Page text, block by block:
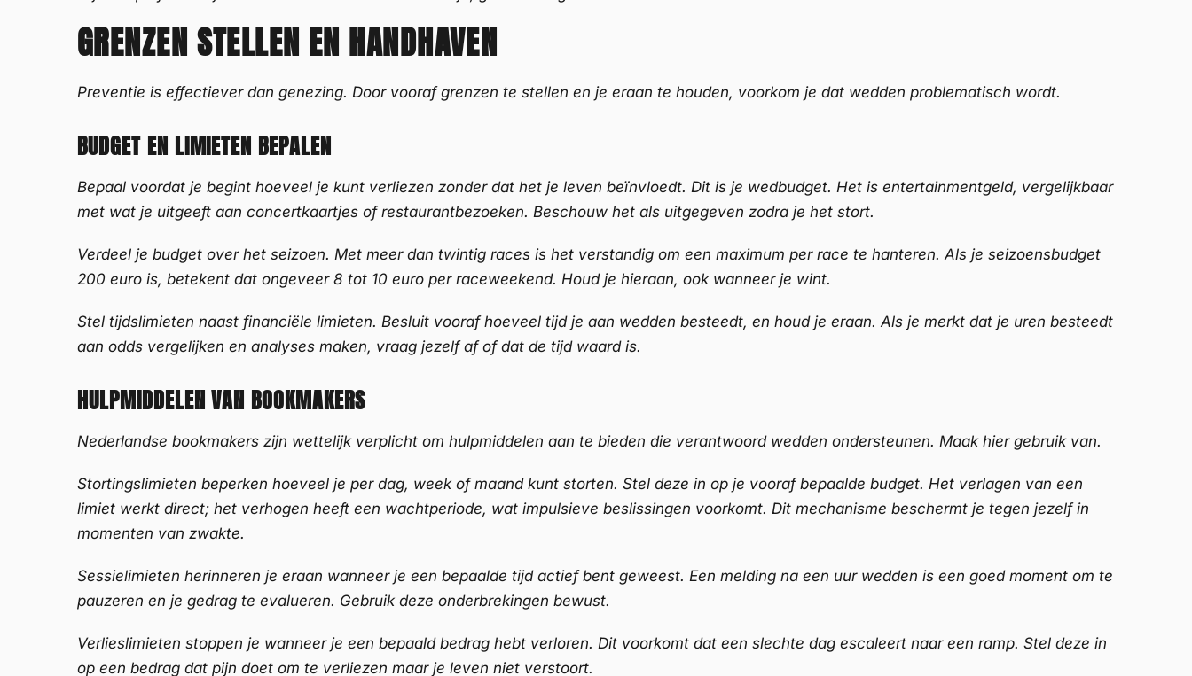
GRENZEN STELLEN EN HANDHAVEN
Preventie is effectiever dan genezing. Door vooraf grenzen te stellen en je eraan te houden, voorkom je dat wedden problematisch wordt.
BUDGET EN LIMIETEN BEPALEN
Bepaal voordat je begint hoeveel je kunt verliezen zonder dat het je leven beïnvloedt. Dit is je wedbudget. Het is entertainmentgeld, vergelijkbaar
met wat je uitgeeft aan concertkaartjes of restaurantbezoeken. Beschouw het als uitgegeven zodra je het stort.
Verdeel je budget over het seizoen. Met meer dan twintig races is het verstandig om een maximum per race te hanteren. Als je seizoensbudget
200 euro is, betekent dat ongeveer 8 tot 10 euro per raceweekend. Houd je hieraan, ook wanneer je wint.
Stel tijdslimieten naast financiële limieten. Besluit vooraf hoeveel tijd je aan wedden besteedt, en houd je eraan. Als je merkt dat je uren besteedt
aan odds vergelijken en analyses maken, vraag jezelf af of dat de tijd waard is.
HULPMIDDELEN VAN BOOKMAKERS
Nederlandse bookmakers zijn wettelijk verplicht om hulpmiddelen aan te bieden die verantwoord wedden ondersteunen. Maak hier gebruik van.
Stortingslimieten beperken hoeveel je per dag, week of maand kunt storten. Stel deze in op je vooraf bepaalde budget. Het verlagen van een
limiet werkt direct; het verhogen heeft een wachtperiode, wat impulsieve beslissingen voorkomt. Dit mechanisme beschermt je tegen jezelf in
momenten van zwakte.
Sessielimieten herinneren je eraan wanneer je een bepaalde tijd actief bent geweest. Een melding na een uur wedden is een goed moment om te
pauzeren en je gedrag te evalueren. Gebruik deze onderbrekingen bewust.
Verlieslimieten stoppen je wanneer je een bepaald bedrag hebt verloren. Dit voorkomt dat een slechte dag escaleert naar een ramp. Stel deze in
op een bedrag dat pijn doet om te verliezen maar je leven niet verstoort.